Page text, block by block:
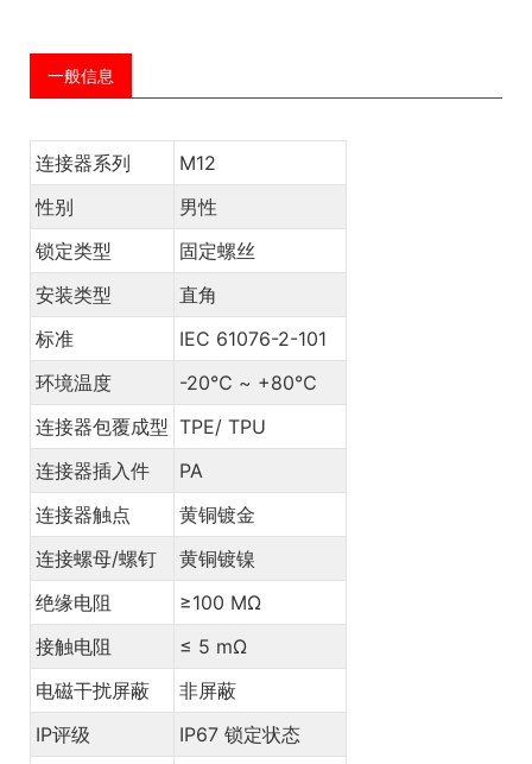
一般信息
连接器系列
M12
性别
男性
锁定类型
固定螺丝
安装类型
直角
标准
IEC 61076-2-101
环境温度
-20℃ ~ +80℃
连接器包覆成型 TPE/ TPU
连接器插入件
PA
连接器触点
黄铜镀金
连接螺母/螺钉
黄铜镀镍
绝缘电阻
≥100 MΩ
接触电阻
≤ 5 mΩ
电磁干扰屏蔽
非屏蔽
IP评级
IP67 锁定状态